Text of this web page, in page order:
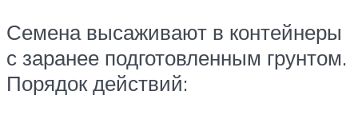
Семена высаживают в контейнеры
с заранее подготовленным грунтом.
Порядок действий: